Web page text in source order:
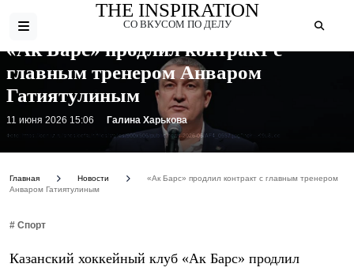
THE INSPIRATION
СО ВКУСОМ ПО ДЕЛУ
Фото: https://cdn.iz.ru/sites/default/files/styles/900x506/public/news-2026-06/AF4_0557.jpg?itok=-K9u8Ldd
«Ак Барс» продлил контракт с
главным тренером Анваром
Гатиятулиным
11 июня 2026 15:06 Галина Харькова
Главная Новости
«Ак Барс» продлил контракт с главным тренером
Анваром Гатиятулиным
# Спорт
Казанский хоккейный клуб «Ак Барс» продлил